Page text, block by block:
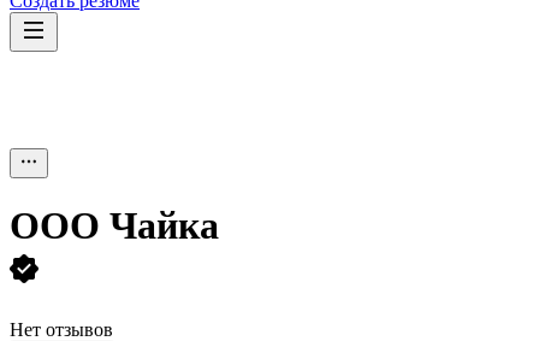
ООО Чайка
Нет отзывов